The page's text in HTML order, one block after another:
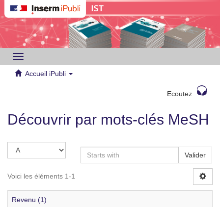
Toggle
navigation
Accueil iPubli
Ecoutez
Découvrir par mots-clés MeSH
Valider
Voici les éléments 1-1
Revenu (1)